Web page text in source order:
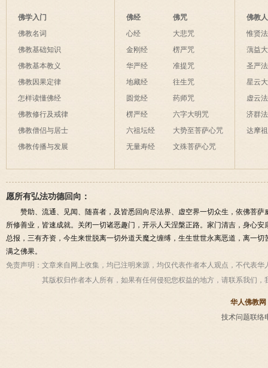
佛学入门
佛教名词
佛教基础知识
佛教基本教义
佛教因果定律
怎样读懂佛经
佛教修行及戒律
佛教僧侣与居士
佛教传播与发展
佛经
心经
金刚经
华严经
地藏经
圆觉经
楞严经
六祖坛经
无量寿经
佛咒
大悲咒
楞严咒
准提咒
往生咒
药师咒
六字大明咒
大势至菩萨心咒
文殊菩萨心咒
佛教
惟贤
蕅益
圣严
星云
虚云
济群
达摩
愿所有弘法功德回向：
赞助、流通、见闻、随喜者，及皆悉回向尽法界、虚空界一切众生，依佛菩
所修善业，皆速成就。关闭一切诸恶趣门，开示人天涅槃正路。家门清吉，身心
总报，三有齐资，今生来世脱离一切外道天魔之缠缚，生生世世永离恶道，离一
满之佛果。
免责声明： 文章来自网上收集，均已注明来源，均仅代表作者本人观点，不代表
其版权归作者本人所有，如果有任何侵犯您权益的地方，请联系我们，
华人佛教网
技术问题联络